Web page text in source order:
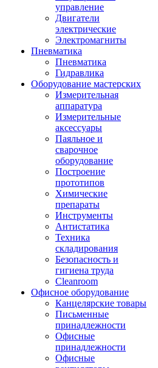
управление
Двигатели
электрические
Электромагниты
Пневматика
Пневматика
Гидравлика
Оборудование мастерских
Измерительная
аппаратура
Измерительные
аксессуары
Паяльное и
сварочное
оборудование
Построение
прототипов
Химические
препараты
Инструменты
Aнтистатика
Техника
складирования
Безопасность и
гигиена труда
Cleanroom
Офисное оборудование
Канцелярские товары
Письменные
принадлежности
Офисные
принадлежности
Офисные